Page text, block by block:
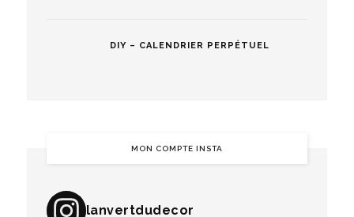
DIY – CALENDRIER PERPÉTUEL
MON COMPTE INSTA
lanvertdudecor